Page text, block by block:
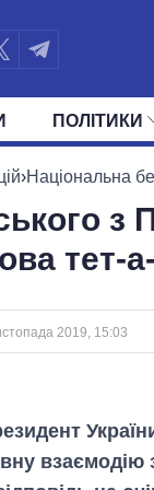
ПОЛIТИКИ
ПРЕЗИДЕНТ І
›Національна
з
тет-
2019, 15:03
взаємодію